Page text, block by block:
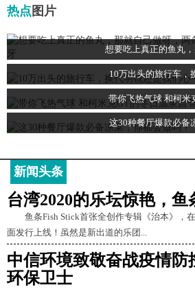
热点 图片
想要吃上真正的鱼丸
10万出头的旅行车，
带你飞热气球 和柯米
这30种餐厅爆款必备
新闻头条
台湾2020的乐坛惊艳，鱼
鱼条Fish Stick首张全创作专辑《治本》，
面发行上线！虽然是新出道的乐团...
中信环境致敬奋战疫情防
环保卫士